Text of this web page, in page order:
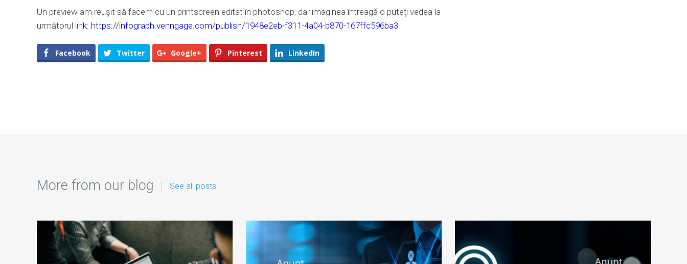
Un preview am reuşit să facem cu un printscreen editat în photoshop, dar imaginea întreagă o puteţi vedea la
următorul link: https://infograph.venngage.com/publish/1948e2eb-f311-4a04-b870-167ffc596ba3
Facebook Twitter Google+ Pinterest LinkedIn
More from our blog See all posts